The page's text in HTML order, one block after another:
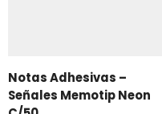
Notas Adhesivas –
Señales Memotip Neon